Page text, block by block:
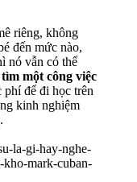
riêng, không
đến mức nào,
nó vẫn có thể
tìm một công việc
phí để đi học trên
kinh nghiệm